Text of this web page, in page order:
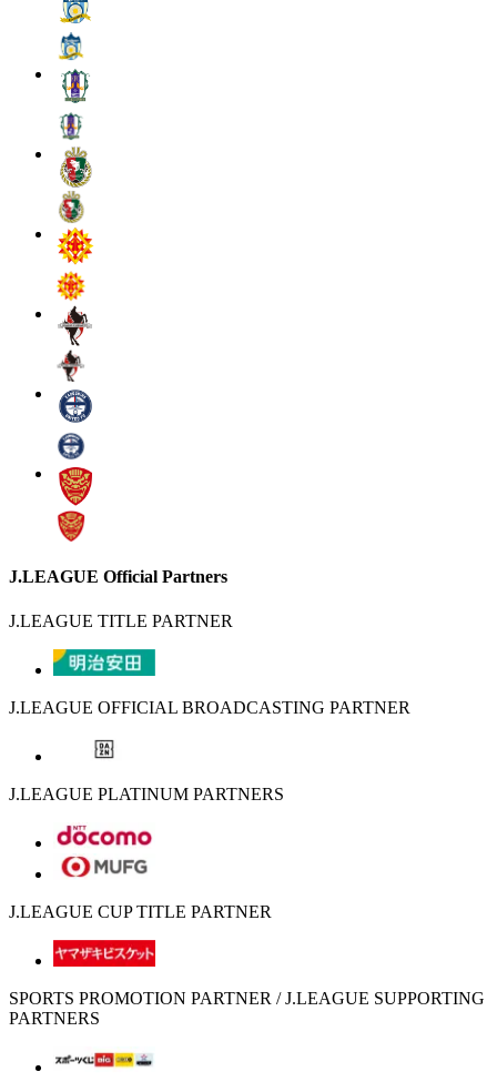
J.LEAGUE Official Partners
J.LEAGUE TITLE PARTNER
J.LEAGUE OFFICIAL BROADCASTING PARTNER
J.LEAGUE PLATINUM PARTNERS
J.LEAGUE CUP TITLE PARTNER
SPORTS PROMOTION PARTNER / J.LEAGUE SUPPORTING
PARTNERS